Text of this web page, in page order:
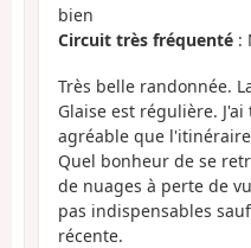
bien
Circuit très fréquenté :
Très belle randonnée.
Glaise est régulière.
agréable que
Quel bonheur de se
de nuages à perte de
pas indispensables
récente.